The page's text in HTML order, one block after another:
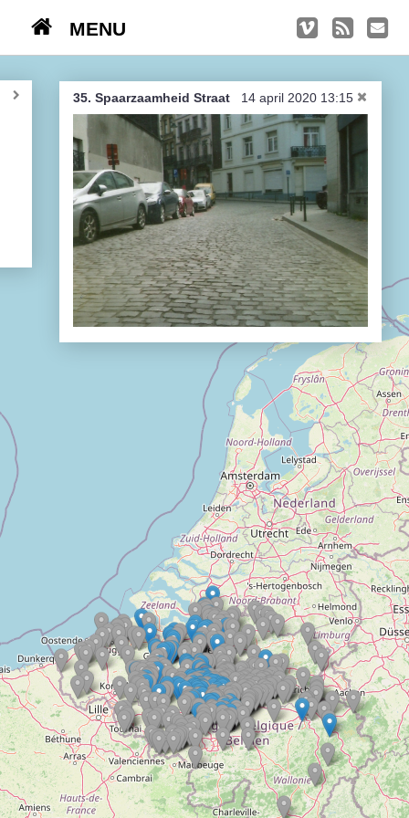
MENU
Kasseien
België / Duitsland / Nederland
Hoogtepunten
Soeperlange tocht
Afleveringen
Bounding Boxes
Ambiance, ambiance, ambiance
Schapentocht
Het lossen van de kunst
Kerkstraten
7 rollen van Steven Seagal
Dodentocht
Redelijk slecht weer
In vogelvlucht
35. Spaarzaamheid Straat 14 april 2020 13:15